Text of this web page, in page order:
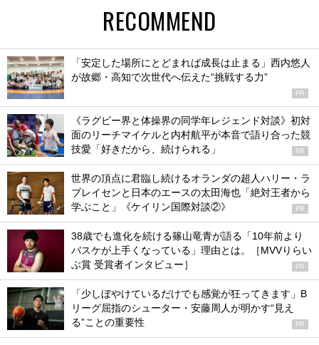
RECOMMEND
「安定した場所にとどまれば成長は止まる」西内悠人
が故郷・高知で次世代へ伝えた“挑戦する力”
PR
《ラグビー界と体操界の同学年レジェンド対談》初対
面のリーチマイケルと内村航平が本音で語り合った競
技愛「好きだから、続けられる」
PR
世界の頂点に君臨し続けるオランダの超人ハリー・ラ
ブレイセンと日本のエースの太田海也「絶対王者から
学ぶこと」《ケイリン国際対談②》
PR
38歳でも進化を続ける篠山竜青が語る「10年前より
バスケが上手くなっている」理由とは。［MVVりらい
ぶ賞 受賞者インタビュー］
PR
「少しぼやけているだけでも感覚が狂ってきます」B
リーグ屈指のシューター・安藤周人が明かす“見え
る”ことの重要性
PR